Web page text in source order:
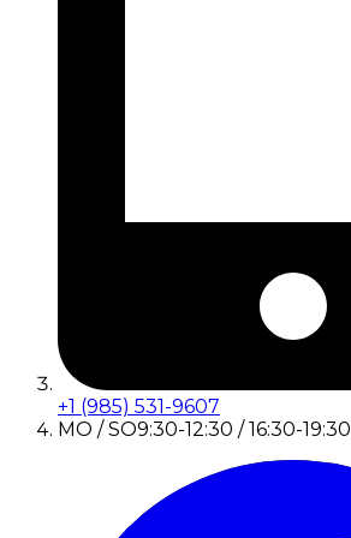
+1 (985) 531-9607
MO / SO9:30-12:30 / 16:30-19:30